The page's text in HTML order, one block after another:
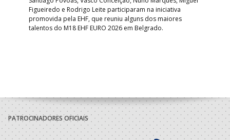
Figueiredo e Rodrigo Leite participaram na iniciativa
promovida pela EHF, que reuniu alguns dos maiores
talentos do M18 EHF EURO 2026 em Belgrado.
PATROCINADORES OFICIAIS